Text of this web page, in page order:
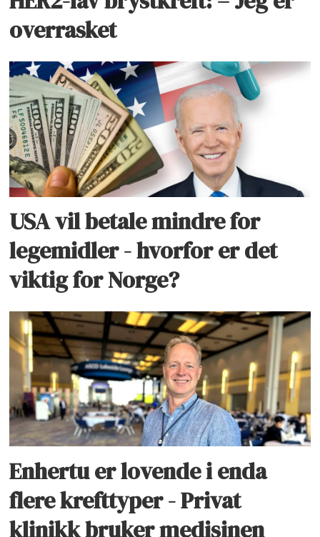
overrasket
USA vil betale mindre for
legemidler - hvorfor er det
viktig for Norge?
Enhertu er lovende i enda
flere krefttyper - Privat
klinikk bruker medisinen